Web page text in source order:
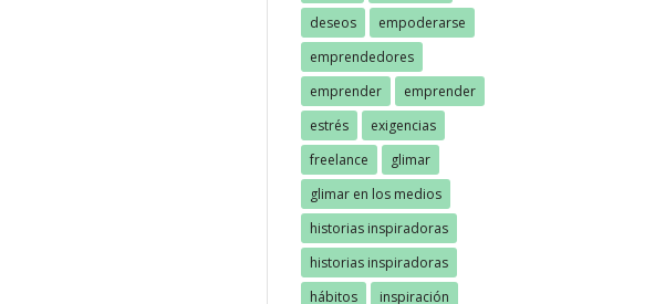
deseos
empoderarse
emprendedores
emprender
emprender
estrés
exigencias
freelance
glimar
glimar en los medios
historias inspiradoras
historias inspiradoras
hábitos
inspiración